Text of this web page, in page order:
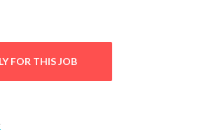
FOR THIS JOB